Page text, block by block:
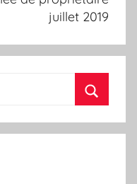
juillet 2019